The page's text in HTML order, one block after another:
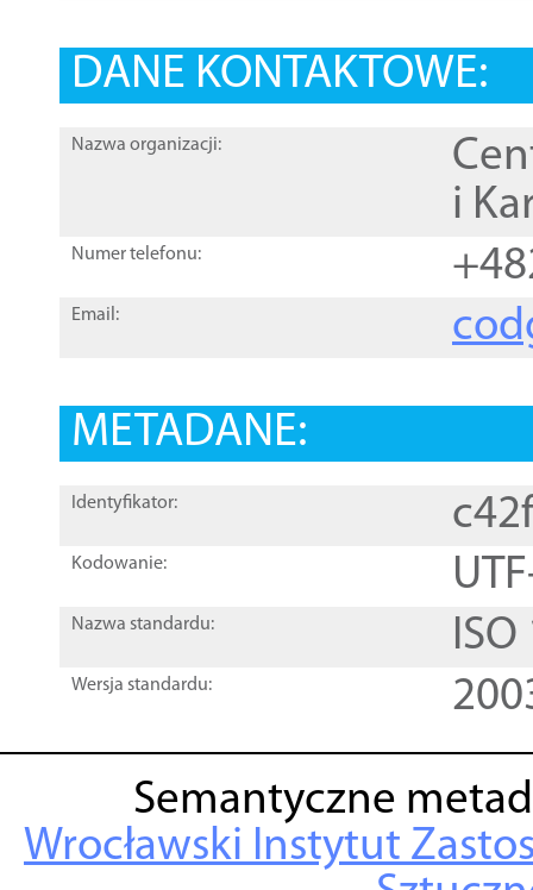
DANE KONTAKTOWE:
Nazwa organizacji:
i
Numer telefonu:
Email:
METADANE:
Identyfikator:
Kodowanie:
Nazwa standardu:
Wersja standardu:
Semantyczne
Wrocławski Instytut